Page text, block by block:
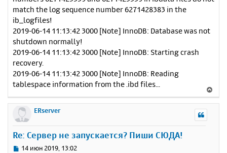
match the log sequence number 6271428383 in the
ib_logfiles!
2019-06-14 11:13:42 3000 [Note] InnoDB: Database was not
shutdown normally!
2019-06-14 11:13:42 3000 [Note] InnoDB: Starting crash
recovery.
2019-06-14 11:13:42 3000 [Note] InnoDB: Reading
tablespace information from the .ibd files...
е
ERserver
Re: Сервер не запускается? Пиши СЮДА!
С14 июн 2019, 13:02